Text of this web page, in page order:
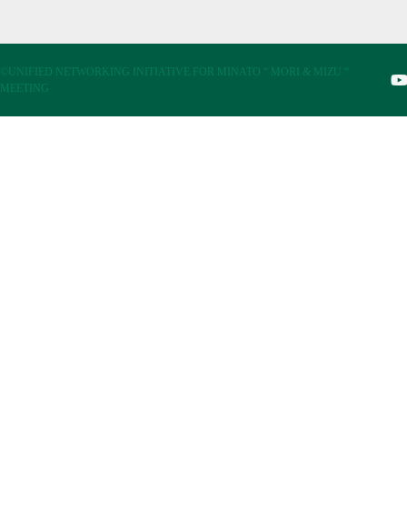
©UNIFIED NETWORKING INITIATIVE FOR MINATO “ MORI & MIZU “
MEETING